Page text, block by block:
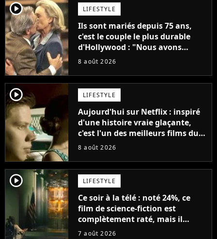
player2 LIFESTYLE
Ils sont mariés depuis 75 ans,
c'est le couple le plus durable
d'Hollywood : "Nous avons
avancé jour après jour, et les
décennies"
8 août 2026
player2 LIFESTYLE
Aujourd'hui sur Netflix : inspiré
d'une histoire vraie glaçante,
c'est l'un des meilleurs films du
21ème siècle
8 août 2026
player2 LIFESTYLE
Ce soir à la télé : noté 24%, ce
film de science-fiction est
complètement raté, mais il
aurait pu être encore pire à
7 août 2026